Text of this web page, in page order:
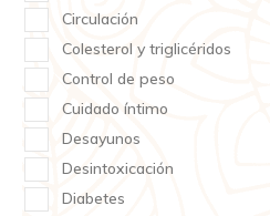
Circulación
Colesterol y triglicéridos
Control de peso
Cuidado íntimo
Desayunos
Desintoxicación
Diabetes